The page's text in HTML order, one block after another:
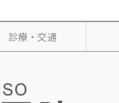
診療・交通